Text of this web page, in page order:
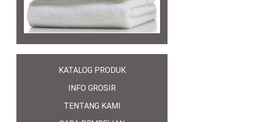
KATALOG PRODUK
INFO GROSIR
TENTANG KAMI